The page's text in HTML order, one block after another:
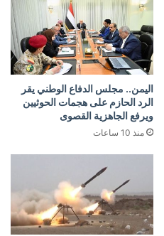
اليمن.. مجلس الدفاع الوطني يقر
الرد الحازم على هجمات الحوثيين
ويرفع الجاهزية القصوى
منذ 10 ساعات